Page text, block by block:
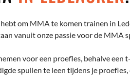
om MMA te komen trainen in
vanuit onze passie voor de MMA
voor een proefles, behalve een
spullen te leen tijdens je